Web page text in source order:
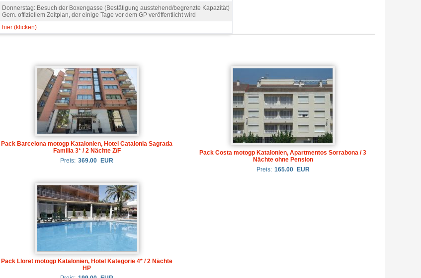
Donnerstag: Besuch der Boxengasse (Bestätigung ausstehend/begrenzte Kapazität)
Gem. offiziellem Zeitplan, der einige Tage vor dem GP veröffentlicht wird
hier (klicken)
Pack Barcelona motogp Katalonien, Hotel Catalonia Sagrada
Familia 3* / 2 Nächte Z/F
Preis: 369.00 EUR
Pack Costa motogp Katalonien, Apartmentos Sorrabona / 3
Nächte ohne Pension
Preis: 165.00 EUR
Pack Lloret motogp Katalonien, Hotel Kategorie 4* / 2 Nächte
HP